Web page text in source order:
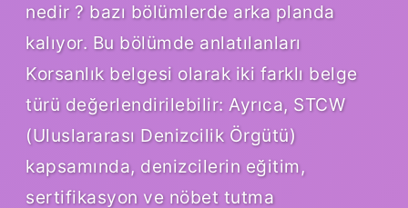
nedir ? bazı bölümlerde arka planda
kalıyor. Bu bölümde anlatılanları
Korsanlık belgesi olarak iki farklı belge
türü değerlendirilebilir: Ayrıca, STCW
(Uluslararası Denizcilik Örgütü)
kapsamında, denizcilerin eğitim,
sertifikasyon ve nöbet tutma